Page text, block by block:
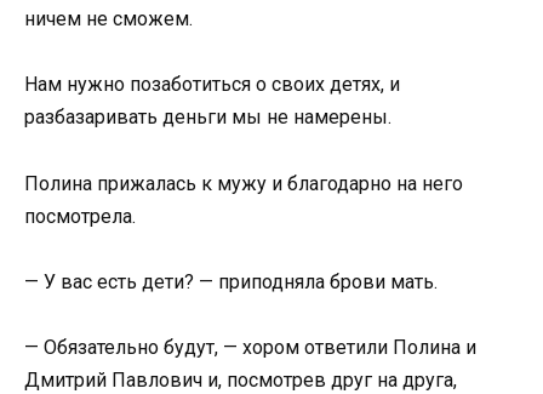
ничем не сможем.
Нам нужно позаботиться о своих детях, и
разбазаривать деньги мы не намерены.
Полина прижалась к мужу и благодарно на него
посмотрела.
— У вас есть дети? — приподняла брови мать.
— Обязательно будут, — хором ответили Полина и
Дмитрий Павлович и, посмотрев друг на друга,